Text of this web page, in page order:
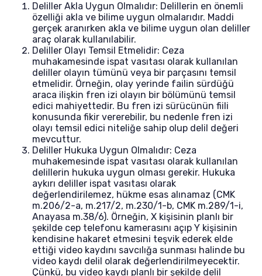
Deliller Akla Uygun Olmalıdır: Delillerin en önemli
özelliği akla ve bilime uygun olmalarıdır. Maddi
gerçek aranırken akla ve bilime uygun olan deliller
araç olarak kullanılabilir.
Deliller Olayı Temsil Etmelidir: Ceza
muhakamesinde ispat vasıtası olarak kullanılan
deliller olayın tümünü veya bir parçasını temsil
etmelidir. Örneğin, olay yerinde failin sürdüğü
araca ilişkin fren izi olayın bir bölümünü temsil
edici mahiyettedir. Bu fren izi sürücünün fiili
konusunda fikir vererebilir, bu nedenle fren izi
olayı temsil edici niteliğe sahip olup delil değeri
mevcuttur.
Deliller Hukuka Uygun Olmalıdır: Ceza
muhakemesinde ispat vasıtası olarak kullanılan
delillerin hukuka uygun olması gerekir. Hukuka
aykırı deliller ispat vasıtası olarak
değerlendirilemez, hükme esas alınamaz (CMK
m.206/2-a, m.217/2, m.230/1-b, CMK m.289/1-i,
Anayasa m.38/6). Örneğin, X kişisinin planlı bir
şekilde cep telefonu kamerasını açıp Y kişisinin
kendisine hakaret etmesini teşvik ederek elde
ettiği video kaydını savcılığa sunması halinde bu
video kaydı delil olarak değerlendirilmeyecektir.
Çünkü, bu video kaydı planlı bir şekilde delil